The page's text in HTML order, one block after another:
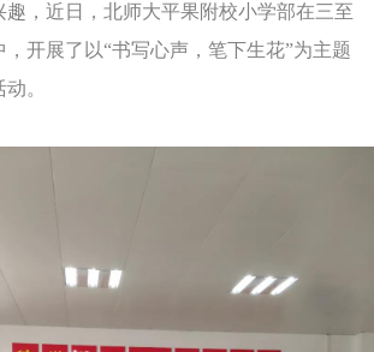
趣，近日，北师大平果附校小学部在三至
开展了以“书写心声，笔下生花”为主题
。